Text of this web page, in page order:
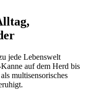
jede Lebenswelt
auf dem Herd bis
multisensorisches